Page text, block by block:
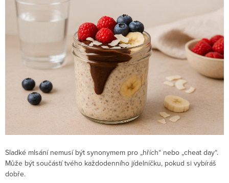
Sladké mlsání nemusí být synonymem pro „hřích“ nebo „cheat day“.
Může být součástí tvého každodenního jídelníčku, pokud si vybíráš
dobře.